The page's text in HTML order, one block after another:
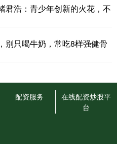
君浩：青少年创新的火花，不
别只喝牛奶，常吃8样强健骨
配资服务
在线配资炒股平
台